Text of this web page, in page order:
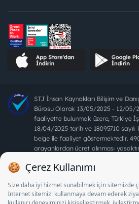
STJ İnsan Kaynakları Bilişim ve
Bürosu Olarak 13/05/2025 - 12/05/
faaliyette bulunmak üzere, Türkiye
18/04/2025 tarih ve 18095710
belge ile faaliyet göstermektedir.
arayanlardan ücret alınması